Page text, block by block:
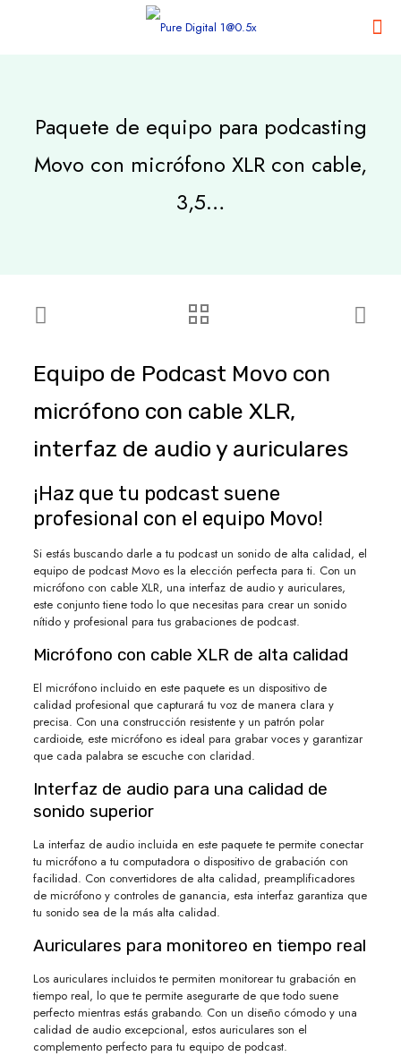
Paquete de equipo para podcasting
Movo con micrófono XLR con cable,
3,5…
Equipo de Podcast Movo con
micrófono con cable XLR,
interfaz de audio y auriculares
¡Haz que tu podcast suene
profesional con el equipo Movo!
Si estás buscando darle a tu podcast un sonido de alta calidad, el
equipo de podcast Movo es la elección perfecta para ti. Con un
micrófono con cable XLR, una interfaz de audio y auriculares,
este conjunto tiene todo lo que necesitas para crear un sonido
nítido y profesional para tus grabaciones de podcast.
Micrófono con cable XLR de alta calidad
El micrófono incluido en este paquete es un dispositivo de
calidad profesional que capturará tu voz de manera clara y
precisa. Con una construcción resistente y un patrón polar
cardioide, este micrófono es ideal para grabar voces y garantizar
que cada palabra se escuche con claridad.
Interfaz de audio para una calidad de
sonido superior
La interfaz de audio incluida en este paquete te permite conectar
tu micrófono a tu computadora o dispositivo de grabación con
facilidad. Con convertidores de alta calidad, preamplificadores
de micrófono y controles de ganancia, esta interfaz garantiza que
tu sonido sea de la más alta calidad.
Auriculares para monitoreo en tiempo real
Los auriculares incluidos te permiten monitorear tu grabación en
tiempo real, lo que te permite asegurarte de que todo suene
perfecto mientras estás grabando. Con un diseño cómodo y una
calidad de audio excepcional, estos auriculares son el
complemento perfecto para tu equipo de podcast.